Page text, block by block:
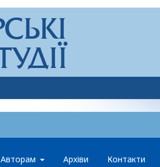
Авторам Архіви Контакти